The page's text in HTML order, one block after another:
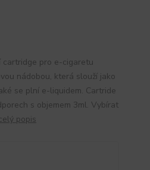
cartridge pro e-cigaretu
nádobou, která slouží jako
se plní e-liquidem. Cartride
s objemem 3ml. Vybírat
popis